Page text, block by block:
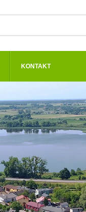
KONTAKT